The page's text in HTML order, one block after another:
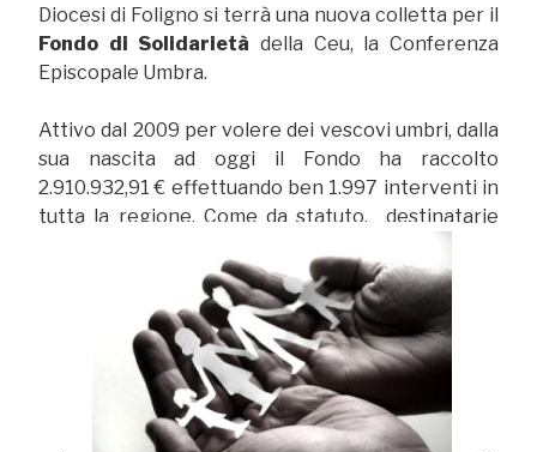
Diocesi di Foligno si terrà una nuova colletta per il
Fondo di Solidarietà della Ceu, la Conferenza
Episcopale Umbra.
Attivo dal 2009 per volere dei vescovi umbri, dalla
sua nascita ad oggi il Fondo ha raccolto
2.910.932,91 € effettuando ben 1.997 interventi in
tutta la regione. Come da statuto, destinatarie